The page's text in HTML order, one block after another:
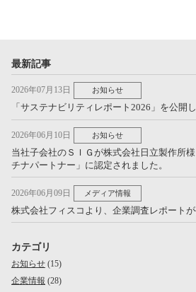
最新記事
2026年07月13日 お知らせ
「サステナビリティレポート2026」を公開し
2026年06月10日 お知らせ
当社子会社のＳＩＧが株式会社日立製作所
チナパートナー」に認定されました。
2026年06月09日 メディア情報
株式会社フィスコより、企業調査レポートが
カテゴリ
お知らせ (15)
企業情報 (28)